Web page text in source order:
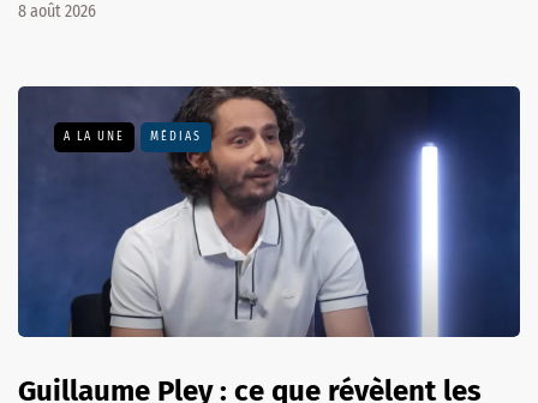
8 août 2026
A LA UNE MÉDIAS
Guillaume Pley : ce que révèlent les